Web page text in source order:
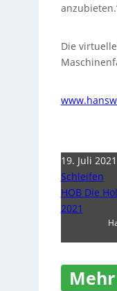
Die
19. Juli 2021
Schleifen
HOB Die
2021